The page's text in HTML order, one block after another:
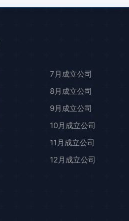
7月成立公司
8月成立公司
9月成立公司
10月成立公司
11月成立公司
12月成立公司